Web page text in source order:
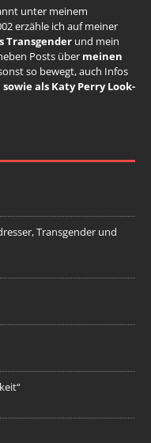
unter meinem
erzähle ich auf meiner
Transgender und mein
Posts über meinen
so bewegt, auch Infos
als Katy Perry Look-
Transgender und